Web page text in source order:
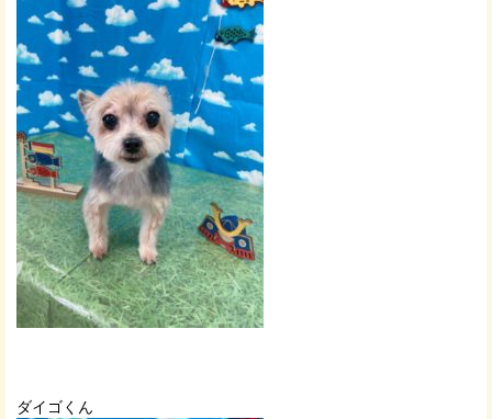
ダイゴくん